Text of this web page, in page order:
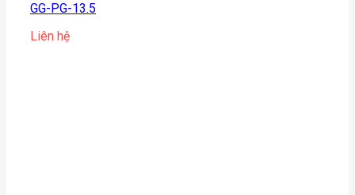
GG-PG-13.5
Liên hệ